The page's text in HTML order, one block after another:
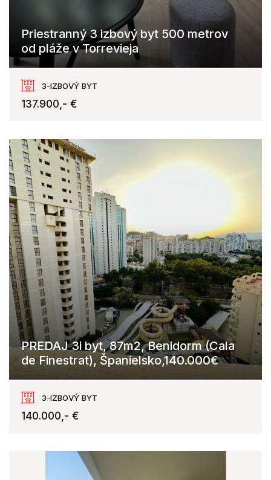
Priestranný 3 izbový byt 500 metrov
od pláže v Torrevieja
Torrevieja
3-IZBOVÝ BYT
137.900,- €
PREDAJ 3i byt, 87m2, Benidorm (Cala
de Finestrat), Španielsko,140.000€
Cala de Finestrat, Benidorm
3-IZBOVÝ BYT
140.000,- €